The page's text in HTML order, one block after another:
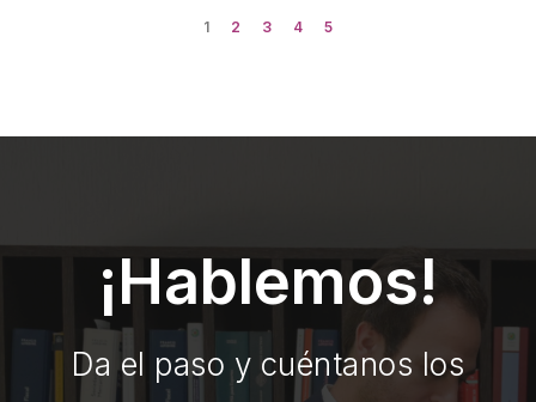
1 2 3 4 5
¡Hablemos!
Da el paso y cuéntanos los